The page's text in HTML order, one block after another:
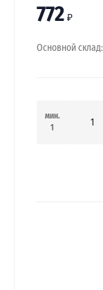
772 ₽
Основной склад:
мин.
1